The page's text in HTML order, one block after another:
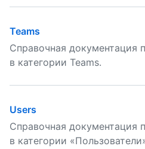
Teams
Справочная документация
в категории Teams.
Users
Справочная документация
в категории